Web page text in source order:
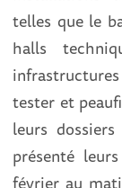
telles que le
halls
tester et
leurs
présenté
février au